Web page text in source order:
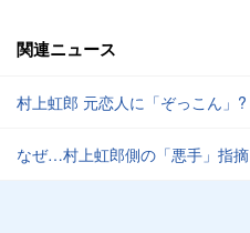
関連ニュース
村上虹郎 元恋人に「ぞっこん」?
なぜ…村上虹郎側の「悪手」指摘